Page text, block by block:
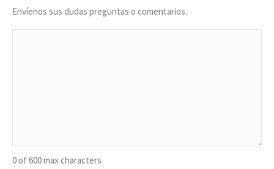
Envíenos sus dudas preguntas o comentarios.
0 of 600 max characters